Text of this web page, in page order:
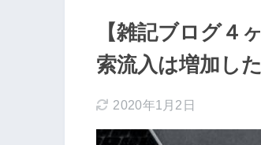
【雑記ブログ
索流入は増加し
2020年1月2日